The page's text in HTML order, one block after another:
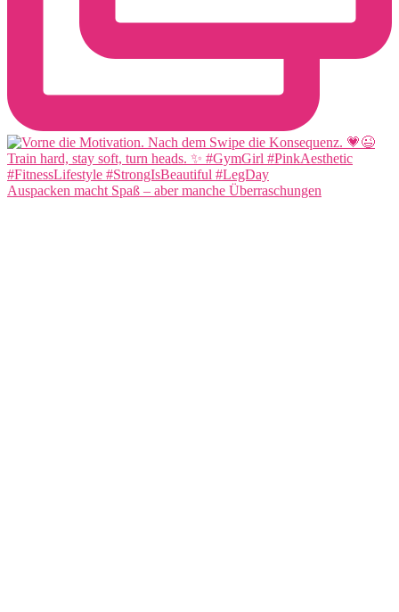
Auspacken macht Spaß – aber manche Überraschungen